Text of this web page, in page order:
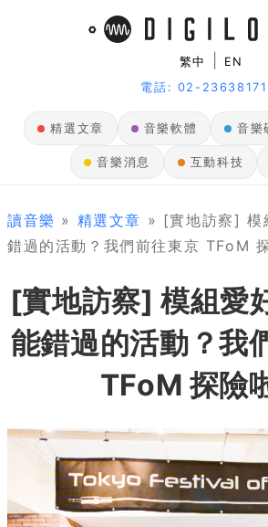
繁中
EN
電話: 02-23638171
精選文章 音樂軟體 音樂
音樂消息 互動科技
讀音樂 » 精選文章 » [實地訪察] 模
錯過的活動？我們前往東京 TFoM
[實地訪察] 模組愛
能錯過的活動？我
TFoM 探險